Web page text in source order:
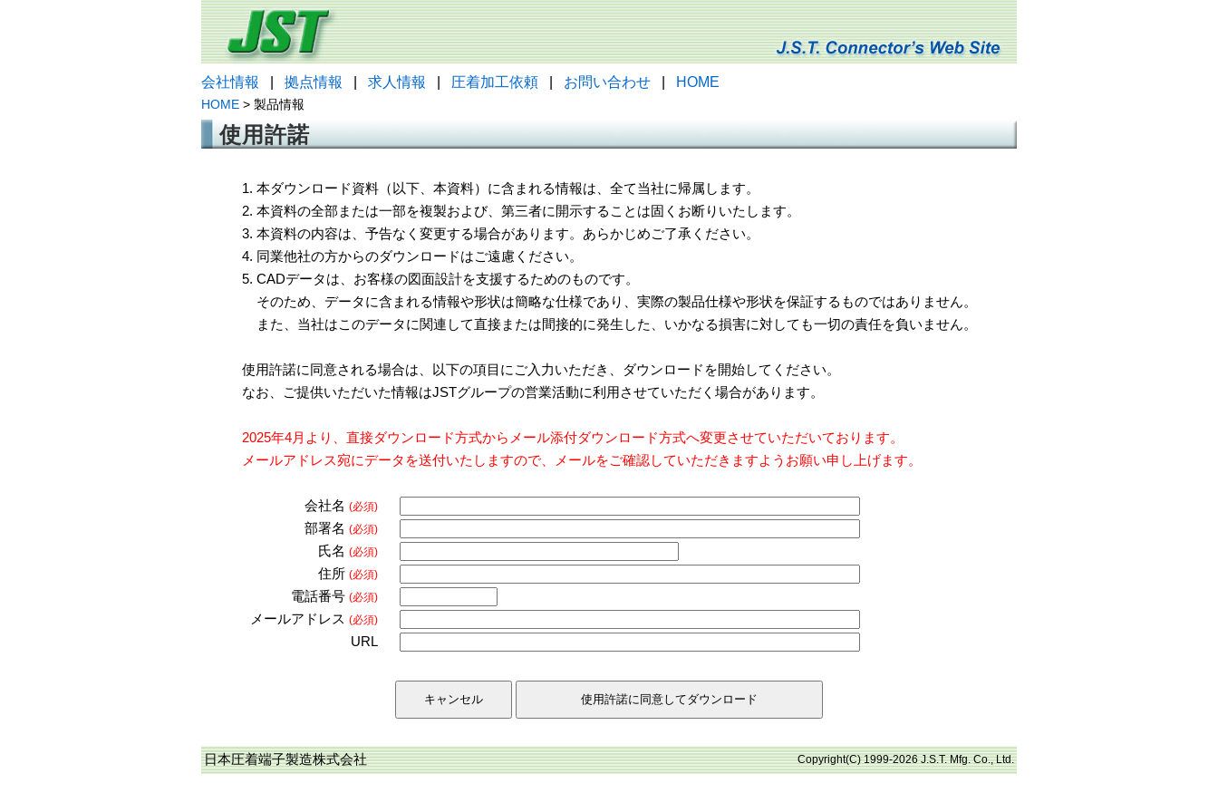
会社情報 拠点情報 求人情報 圧着加工依頼 お問い合わせ HOME
HOME > 製品情報
使用許諾
1. 本ダウンロード資料（以下、本資料）に含まれる情報は、全て当社に帰属します。
2. 本資料の全部または一部を複製および、第三者に開示することは固くお断りいたします。
3. 本資料の内容は、予告なく変更する場合があります。あらかじめご了承ください。
4. 同業他社の方からのダウンロードはご遠慮ください。
5. CADデータは、お客様の図面設計を支援するためのものです。
そのため、データに含まれる情報や形状は簡略な仕様であり、実際の製品仕様や形状を保証するものではありません。
また、当社はこのデータに関連して直接または間接的に発生した、いかなる損害に対しても一切の責任を負いません。
使用許諾に同意される場合は、以下の項目にご入力いただき、ダウンロードを開始してください。
なお、ご提供いただいた情報はJSTグループの営業活動に利用させていただく場合があります。
2025年4月より、直接ダウンロード方式からメール添付ダウンロード方式へ変更させていただいております。
メールアドレス宛にデータを送付いたしますので、メールをご確認していただきますようお願い申し上げます。
会社名 (必須)
部署名 (必須)
氏名 (必須)
住所 (必須)
電話番号 (必須)
メールアドレス (必須)
URL
日本圧着端子製造株式会社 Copyright(C) 1999-2026 J.S.T. Mfg. Co., Ltd.